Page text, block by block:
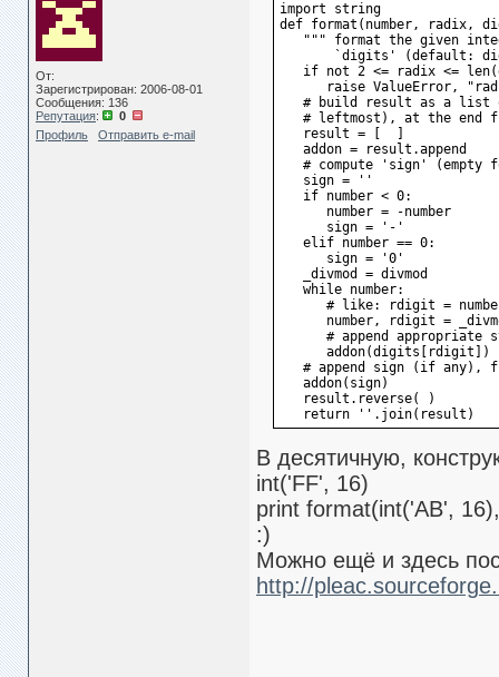
От:
Зарегистрирован: 2006-08-01
Сообщения: 136
Репутация:
0
Профиль
Отправить e-mail
import string
def format(number, radix,
""" format the given
`digits' (default:
if not 2 <= radix <=
raise ValueError,
# build result as a list
# leftmost), at the end
   result = [  ]
addon = result.append
# compute 'sign' (empty
   sign = ''
   if number < 0:
      number = -number
      sign = '-'
   elif number == 0:
      sign = '0'
_divmod = divmod
   while number:
# like: rdigit =
number, rdigit =
# append appropriate
      addon(digits[rdigit])
# append sign (if any),
   addon(sign)
   result.reverse( )
   return ''.join(result)
В десятичную,
int('FF', 16)
print format(int('AB',
:)
Можно ещё и здесь
http://